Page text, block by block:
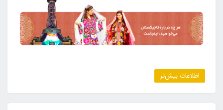
اطلاعات بیش‌تر